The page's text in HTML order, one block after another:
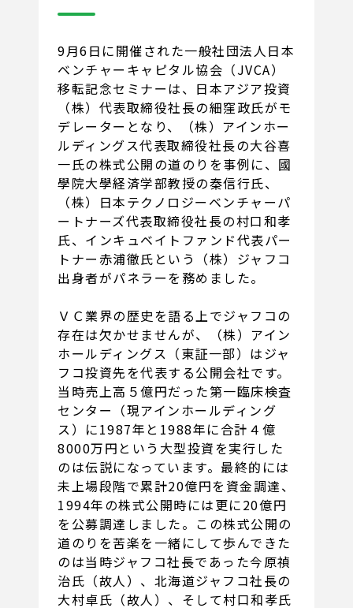
9月6日に開催された一般社団法人日本
ベンチャーキャピタル協会（JVCA）
移転記念セミナーは、日本アジア投資
（株）代表取締役社長の細窪政氏がモ
デレーターとなり、（株）アインホー
ルディングス代表取締役社長の大谷喜
一氏の株式公開の道のりを事例に、國
學院大學経済学部教授の秦信行氏、
（株）日本テクノロジーベンチャーパ
ートナーズ代表取締役社長の村口和孝
氏、インキュベイトファンド代表パー
トナー赤浦徹氏という（株）ジャフコ
出身者がパネラーを務めました。
ＶＣ業界の歴史を語る上でジャフコの
存在は欠かせませんが、（株）アイン
ホールディングス（東証一部）はジャ
フコ投資先を代表する公開会社です。
当時売上高５億円だった第一臨床検査
センター（現アインホールディング
ス）に1987年と1988年に合計４億
8000万円という大型投資を実行した
のは伝説になっています。最終的には
未上場段階で累計20億円を資金調達、
1994年の株式公開時には更に20億円
を公募調達しました。この株式公開の
道のりを苦楽を一緒にして歩んできた
のは当時ジャフコ社長であった今原禎
治氏（故人）、北海道ジャフコ社長の
大村卓氏（故人）、そして村口和孝氏